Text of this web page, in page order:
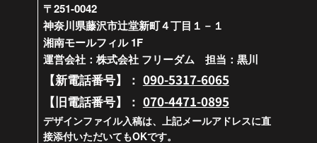
〒251-0042
神奈川県藤沢市辻堂新町４丁目１－１
湘南モールフィル 1F
運営会社：株式会社 フリーダム 担当：黒川
【新電話番号】： 090-5317-6065
【旧電話番号】： 070-4471-0895
デザインファイル入稿は、上記メールアドレスに直
接添付いただいてもOKです。